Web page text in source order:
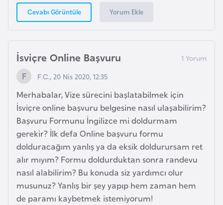
Cevabı Görüntüle Yorum Ekle
İsviçre Online Başvuru
F.C., 20 Nis 2020, 12:35
Merhabalar, Vize sürecini başlatabilmek için
İsviçre online başvuru belgesine nasıl ulaşabilirim?
Başvuru Formunu İngilizce mi doldurmam
gerekir? İlk defa Online başvuru formu
dolduracağım yanlış ya da eksik doldurursam ret
alır mıyım? Formu doldurduktan sonra randevu
nasıl alabilirim? Bu konuda siz yardımcı olur
musunuz? Yanlış bir şey yapıp hem zaman hem
de paramı kaybetmek istemiyorum!
e
n
i
t
a
n
E
s
t
o
n
y
a